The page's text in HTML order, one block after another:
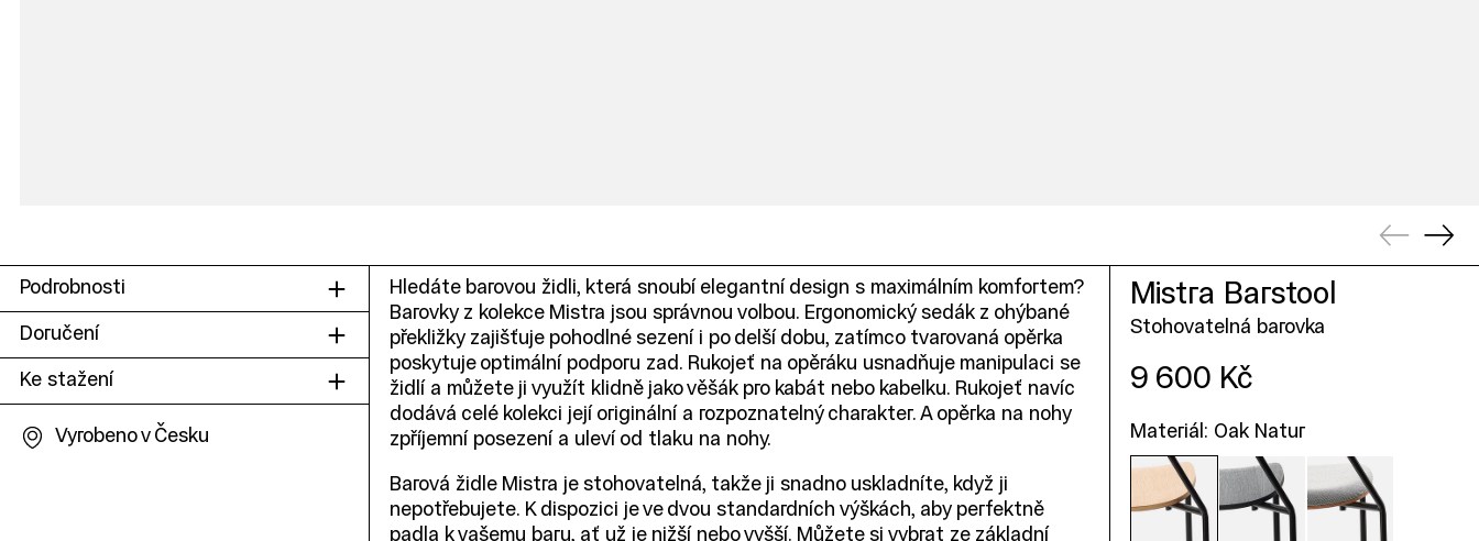
Předchozí
Mistra Barstool
Stohovatelná barovka
Cena
9 600 Kč
Materiál: Oak Natur
Hledáte barovou židli, která snoubí elegantní design s maximálním komfortem?
Barovky z kolekce Mistra jsou správnou volbou. Ergonomický sedák z ohýbané
překližky zajišťuje pohodlné sezení i po delší dobu, zatímco tvarovaná opěrka
poskytuje optimální podporu zad. Rukojeť na opěráku usnadňuje manipulaci se
židlí a můžete ji využít klidně jako věšák pro kabát nebo kabelku. Rukojeť navíc
dodává celé kolekci její originální a rozpoznatelný charakter. A opěrka na nohy
zpříjemní posezení a uleví od tlaku na nohy.
Barová židle Mistra je stohovatelná, takže ji snadno uskladníte, když ji
nepotřebujete. K dispozici je ve dvou standardních výškách, aby perfektně
padla k vašemu baru, ať už je nižší nebo vyšší. Můžete si vybrat ze základní
Podrobnosti
Doručení
Ke stažení
Vyrobeno v Česku